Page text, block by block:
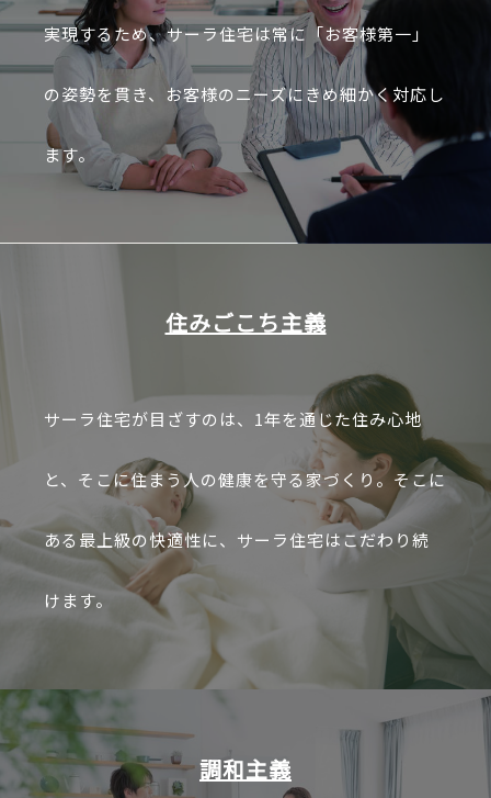
実現するため、サーラ住宅は常に「お客様第一」
の姿勢を貫き、お客様のニーズにきめ細かく対応し
ます。
住みごこち主義
サーラ住宅が目ざすのは、1年を通じた住み心地
と、そこに住まう人の健康を守る家づくり。そこに
ある最上級の快適性に、サーラ住宅はこだわり続
けます。
調和主義